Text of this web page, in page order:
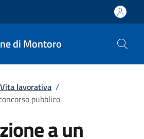
di Montoro
Vita lavorativa /
pubblico
a un